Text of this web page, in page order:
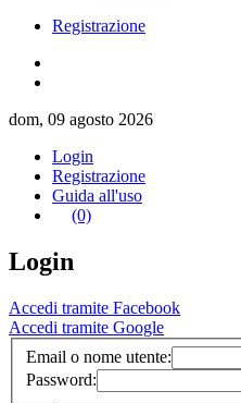
Registrazione
dom, 09 agosto 2026
Login
Registrazione
Guida all'uso
(0)
Login
Accedi tramite Facebook
Accedi tramite Google
Email o nome utente:
Password: